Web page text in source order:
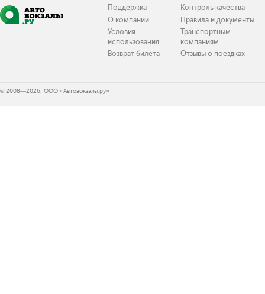
Поддержка
О компании
Условия
использования
Возврат билета
Контроль качества
Правила и документы
Транспортным
компаниям
Отзывы о поездках
© 2008—2026, ООО «Автовокзалы.ру»